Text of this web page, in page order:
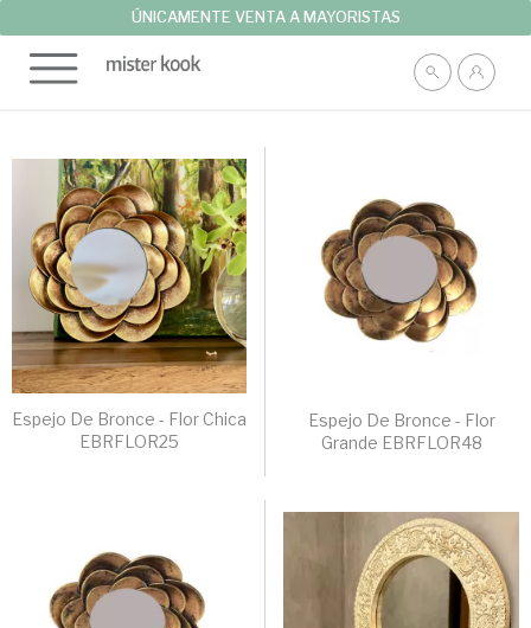
ÚNICAMENTE VENTA A MAYORISTAS
Espejo De Bronce - Flor Chica
EBRFLOR25
Espejo De Bronce - Flor
Grande EBRFLOR48